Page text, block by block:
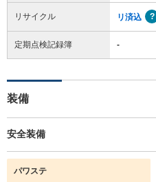
リサイクル リ済込
定期点検記録簿 -
装備
安全装備
パワステ